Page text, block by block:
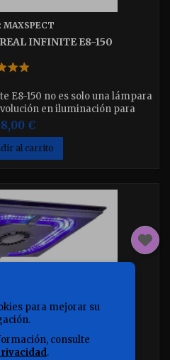
MAXSPECT
INFINITE E8-150
E8-150 no es solo una lámpara
en iluminación para
para los acuaristas más
incomparable de
funciones inteligentes.
€
al carrito
para mejorar su
consulte
.